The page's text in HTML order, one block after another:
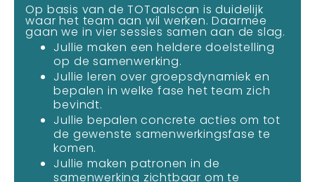
Op basis van de TOTaalscan is duidelijk
waar het team aan wil werken. Daarmee
gaan we in vier sessies samen aan de slag.
Jullie maken een heldere doelstelling
op de samenwerking.
Jullie leren over groepsdynamiek en
bepalen in welke fase het team zich
bevindt.
Jullie bepalen concrete acties om tot
de gewenste samenwerkingsfase te
komen.
Jullie maken patronen in de
samenwerking zichtbaar om te